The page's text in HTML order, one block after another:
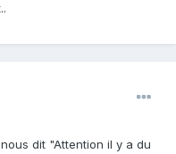
dit "Attention il y a du